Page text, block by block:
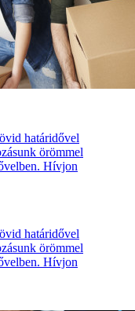
határidővel
örömmel
Hívjon
határidővel
örömmel
Hívjon